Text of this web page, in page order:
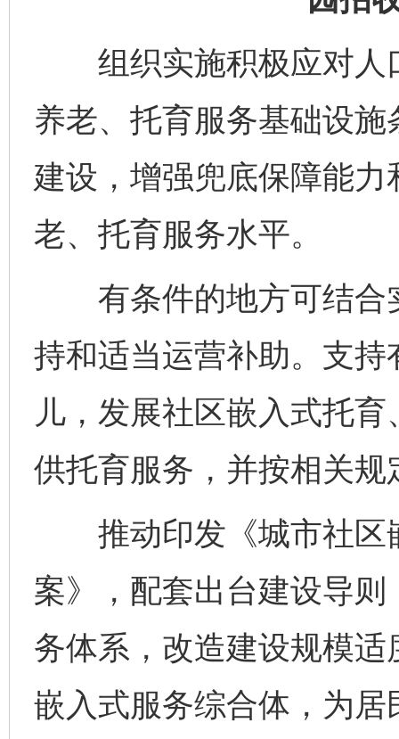
组织实施积极应对人
养老、托育服务基础设
建设，增强兜底保障能
老、托育服务水平。
有条件的地方可结合
持和适当运营补助。支
儿，发展社区嵌入式托
供托育服务，并按相关
推动印发《城市社区
案》，配套出台建设导
务体系，改造建设规模
嵌入式服务综合体，为